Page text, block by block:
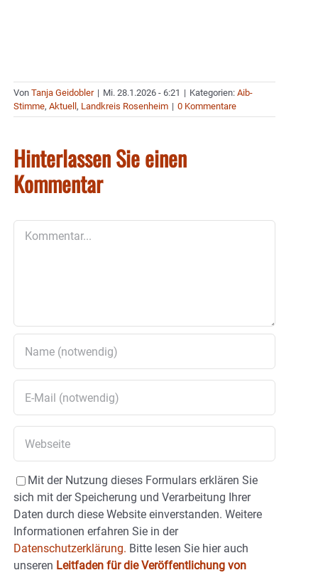
Von Tanja Geidobler | Mi. 28.1.2026 - 6:21 | Kategorien: Aib-
Stimme, Aktuell , Landkreis Rosenheim | 0 Kommentare
Hinterlassen Sie einen
Kommentar
Mit der Nutzung dieses Formulars erklären Sie
sich mit der Speicherung und Verarbeitung Ihrer
Daten durch diese Website einverstanden. Weitere
Informationen erfahren Sie in der
Datenschutzerklärung. Bitte lesen Sie hier auch
unseren Leitfaden für die Veröffentlichung von